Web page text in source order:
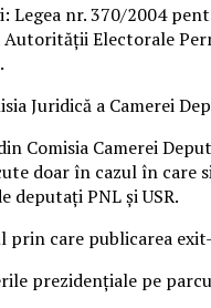
nr. 370/2004
Electorale
Juridică a Camerei
Comisia Camerei
doar în cazul în
PNL şi USR.
care publicarea
prezidenţiale pe